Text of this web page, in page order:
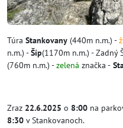
Túra Stankovany (440m n.m.) -
n.m.) -Šíp(1170m n.m.) - Zadný
(760m n.m.) -zelená značka -
Zraz 22.6.2025 o 8:00 na
8:30 v Stankovanoch.